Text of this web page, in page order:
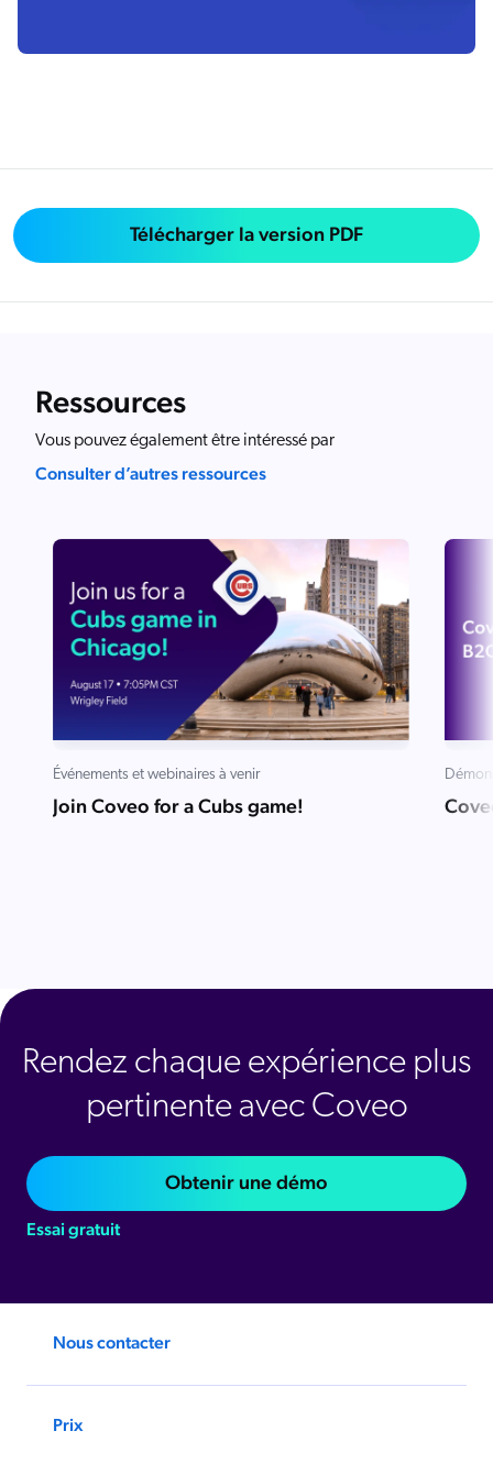
Télécharger la version PDF
Ressources
Vous pouvez également être intéressé par
Consulter d’autres ressources
Événements et webinaires à venir
Join Coveo for a Cubs game!
Rendez chaque expérience plus
pertinente avec Coveo
Obtenir une démo
Essai gratuit
Nous contacter
Prix